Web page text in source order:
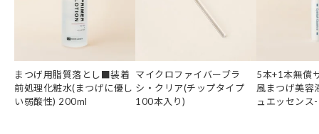
まつげ用脂質落とし■装着
前処理化粧水(まつげに優し
い弱酸性) 200ml
マイクロファイバーブラ
シ・クリア(チップタイプ
100本入り)
5本+1本無償
風まつげ美容
ュエッセンス-